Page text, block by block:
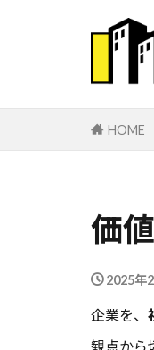
HOME
価
2025年
企業を、
観点から